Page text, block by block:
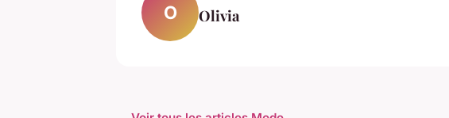
O Olivia